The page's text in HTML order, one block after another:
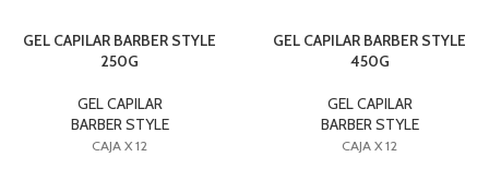
GEL CAPILAR BARBER STYLE
250G
GEL CAPILAR
BARBER STYLE
CAJA X 12
GEL CAPILAR BARBER STYLE
450G
GEL CAPILAR
BARBER STYLE
CAJA X 12